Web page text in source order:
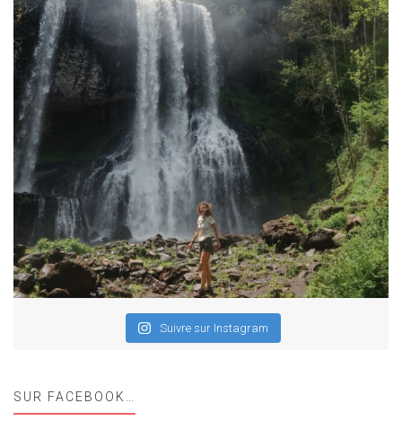
Suivre sur Instagram
SUR FACEBOOK…